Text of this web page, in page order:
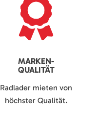
MARKEN-
QUALITÄT
Radlader mieten von
höchster Qualität.